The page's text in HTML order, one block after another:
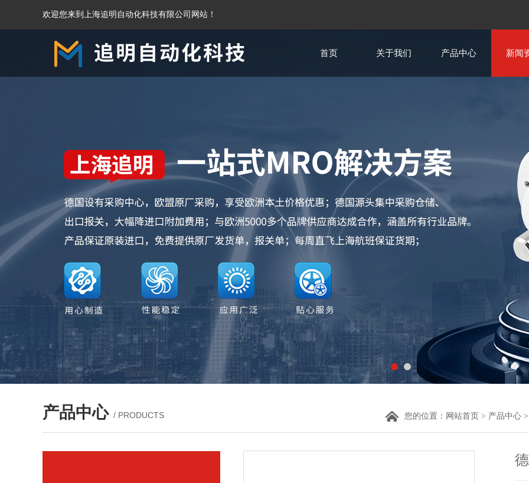
欢迎您来到上海追明自动化科技有限公司网站！
首页 关于我们 产品中心 新闻
产品中心 / PRODUCTS 您的位置： 网站首页 > 产品中心 >